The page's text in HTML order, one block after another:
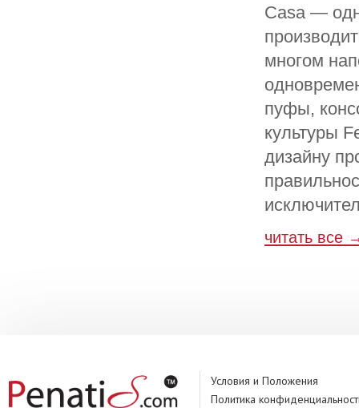
Casa —
многом
пуфы,
культуры
дизайну
читать все
Условия и Положения
Политика